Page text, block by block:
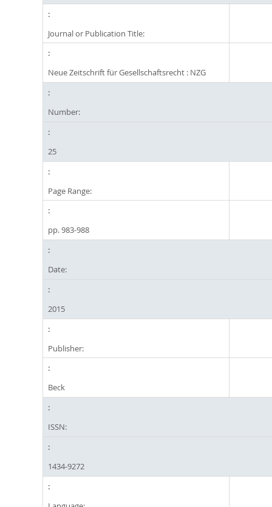
Journal or Publication Title:
Neue Zeitschrift für Gesellschaftsrecht : NZG
Number:
25
Page Range:
pp. 983-988
Date:
2015
Publisher:
Beck
ISSN:
1434-9272